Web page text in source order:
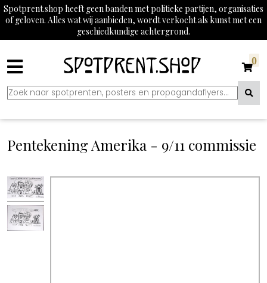
Spotprent.shop heeft geen banden met politieke partijen, organisaties
of geloven. Alles wat wij aanbieden, wordt verkocht als kunst met een
geschiedkundige achtergrond.
0
Pentekening Amerika - 9/11 commissie